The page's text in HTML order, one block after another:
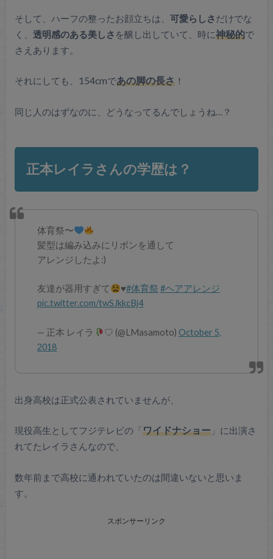
そして、ハーフの整ったお顔立ちは、 可愛らしさだけでな
く、 透明感のある美しさ を醸し出していて、時に神秘的で
さえあります。
それにしても、154cmであの脚の長さ！
同じ人のはずなのに、どうなってるんでしょうね…？
正本レイラさんの学歴は？
体育祭〜
髪型は編み込みにリボンを通して
アレンジしたよ:)
友達が器用すぎて ♥️#体育祭 #ヘアアレンジ
pic.twitter.com/twSJkkcBj4
— 正本 レイラ ♡ (@LMasamoto) October 5,
2018
出身高校は正式公表されていませんが、
現役高生としてフジテレビの「ワイドナショー」に出演さ
れてたレイラさんなので、
数年前まで高校に通われていたのは間違いないと思いま
す。
スポンサーリンク